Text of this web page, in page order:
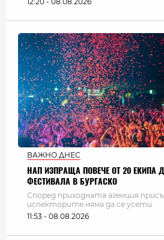
ВАЖНО ДНЕС
НАП ИЗПРАЩА ПОВЕЧЕ ОТ 20 ЕКИПА
ФЕСТИВАЛА В БУРГАСКО
Според приходната агенция
испекторите няма да се усети
11:53 - 08.08.2026